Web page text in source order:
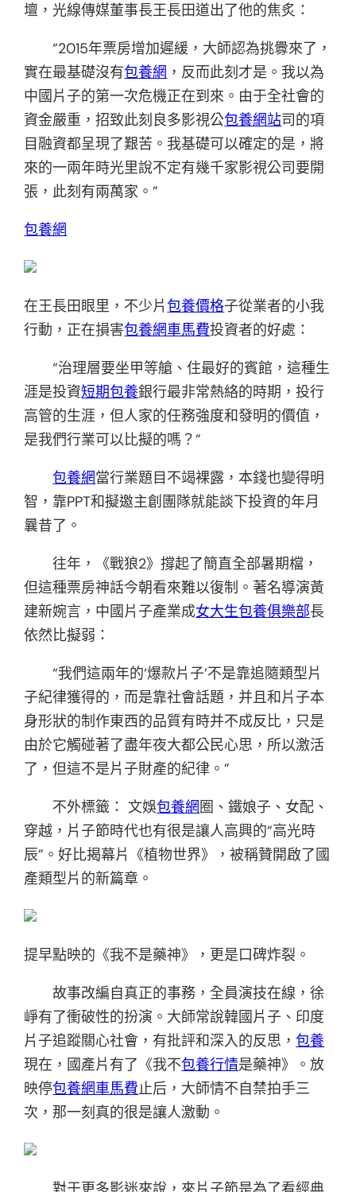
壇，光線傳媒董事長王長田道出了他的焦炙：
“2015年票房增加遲緩，大師認為挑釁來了，
實在最基礎沒有包養網 ，反而此刻才是。我以為
中國片子的第一次危機正在到來。由于全社會的
資金嚴重，招致此刻良多影視公包養網站司的項
目融資都呈現了艱苦。我基礎可以確定的是，將
來的一兩年時光里說不定有幾千家影視公司要開
張，此刻有兩萬家。”
包養網
在王長田眼里，不少片包養價格子從業者的小我
行動，正在損害包養網車馬費投資者的好處：
“治理層要坐甲等艙、住最好的賓館，這種生
涯是投資短期包養銀行最非常熱絡的時期，投行
高管的生涯，但人家的任務強度和發明的價值，
是我們行業可以比擬的嗎？”
包養網當行業題目不竭裸露，本錢也變得明
智，靠PPT和擬邀主創團隊就能談下投資的年月
曩昔了。
往年，《戰狼2》撐起了簡直全部暑期檔，
但這種票房神話今朝看來難以復制。著名導演黃
建新婉言，中國片子產業成女大生包養俱樂部長
依然比擬弱：
“我們這兩年的‘爆款片子’不是靠追隨類型片
子紀律獲得的，而是靠社會話題，并且和片子本
身形狀的制作東西的品質有時并不成反比，只是
由於它觸碰著了盡年夜大都公民心思，所以激活
了，但這不是片子財產的紀律。”
不外標籤： 文娛包養網圈、鐵娘子、女配、
穿越，片子節時代也有很是讓人高興的“高光時
辰”。好比揭幕片《植物世界》，被稱贊開啟了國
產類型片的新篇章。
提早點映的《我不是藥神》，更是口碑炸裂。
故事改編自真正的事務，全員演技在線，徐
崢有了衝破性的扮演。大師常說韓國片子、印度
片子追蹤關心社會，有批評和深入的反思，包養
現在，國產片有了《我不包養行情是藥神》。放
映停包養網車馬費止后，大師情不自禁拍手三
次，那一刻真的很是讓人激動。